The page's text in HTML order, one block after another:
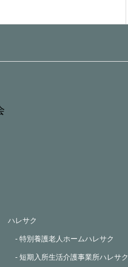
ハレサク
- 特別養護老人ホームハレサク
- 短期入所生活介護事業所ハレサク